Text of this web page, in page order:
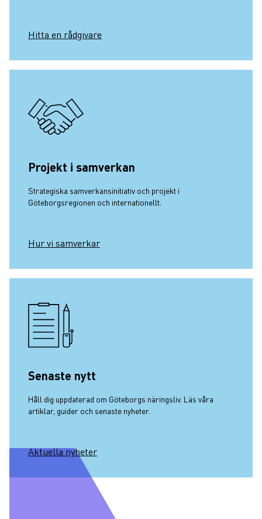
Hitta en rådgivare
Projekt i samverkan
Strategiska samverkansinitiativ och projekt i
Göteborgsregionen och internationellt.
Hur vi samverkar
Senaste nytt
Håll dig uppdaterad om Göteborgs näringsliv. Läs våra
artiklar, guider och senaste nyheter.
Aktuella nyheter